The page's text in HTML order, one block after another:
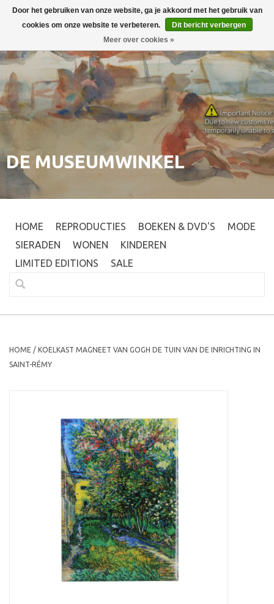
Inloggen 0
DE MUSEUMWINKEL
HOME REPRODUCTIES BOEKEN & DVD'S
MODE
SIERADEN
WONEN
KINDEREN
LIMITED EDITIONS
SALE
HOME / KOELKAST MAGNEET VAN GOGH DE TUIN VAN DE INRICHTING IN
SAINT-RÉMY
Door het gebruiken van onze website, ga je akkoord met het gebruik van
cookies om onze website te verbeteren.
Dit bericht verbergen
Meer over cookies »